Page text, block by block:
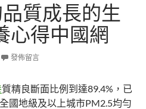
質成長的生
心得中國網
發佈留言
質精良斷面比例到達89.4%，已
國地級及以上城市PM2.5均勻